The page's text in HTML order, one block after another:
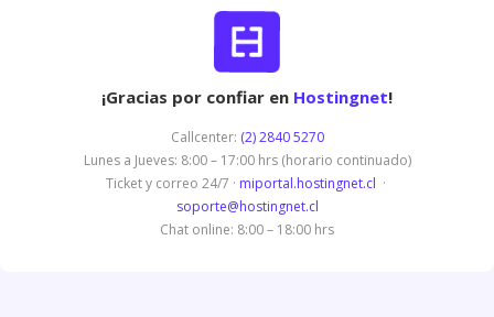
¡Gracias por confiar en Hostingnet!
Callcenter: (2) 2840 5270
Lunes a Jueves: 8:00 – 17:00 hrs (horario continuado)
Ticket y correo 24/7 · miportal.hostingnet.cl ·
soporte@hostingnet.cl
Chat online: 8:00 – 18:00 hrs